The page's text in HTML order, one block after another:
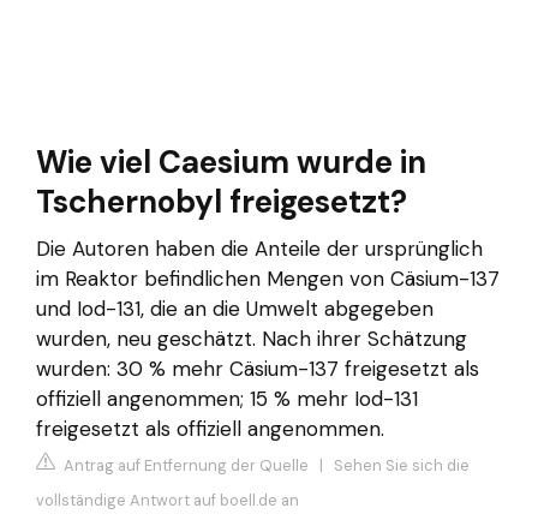
Wie viel Caesium wurde in
Tschernobyl freigesetzt?
Die Autoren haben die Anteile der ursprünglich
im Reaktor befindlichen Mengen von Cäsium-137
und Iod-131, die an die Umwelt abgegeben
wurden, neu geschätzt. Nach ihrer Schätzung
wurden: 30 % mehr Cäsium-137 freigesetzt als
offiziell angenommen; 15 % mehr Iod-131
freigesetzt als offiziell angenommen.
Antrag auf Entfernung der Quelle | Sehen Sie sich die
vollständige Antwort auf boell.de an